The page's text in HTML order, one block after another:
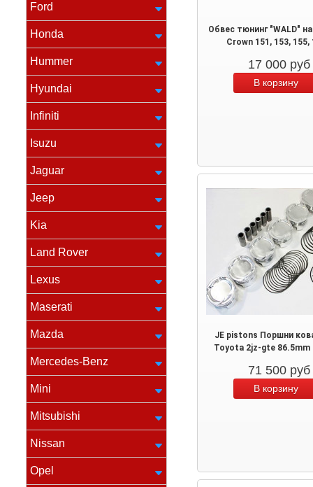
Ford
Honda
Hummer
Hyundai
Infiniti
Isuzu
Jaguar
Jeep
Kia
Land Rover
Lexus
Maserati
Mazda
Mercedes-Benz
Mini
Mitsubishi
Nissan
Opel
Обвес тюнинг "WALD"
Crown 151, 153, 155,
17 000 руб
JE pistons Поршни
Toyota 2jz-gte 86.5mm
71 500 руб